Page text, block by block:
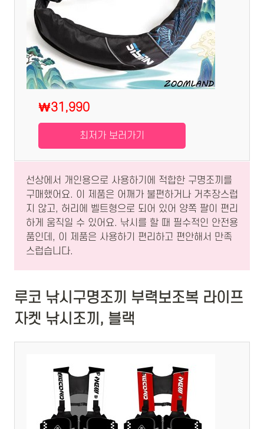
₩31,990
최저가 보러가기
선상에서 개인용으로 사용하기에 적합한 구명조끼를
구매했어요. 이 제품은 어깨가 불편하거나 거추장스럽
지 않고, 허리에 벨트형으로 되어 있어 양쪽 팔이 편리
하게 움직일 수 있어요. 낚시를 할 때 필수적인 안전용
품인데, 이 제품은 사용하기 편리하고 편안해서 만족
스럽습니다.
루코 낚시구명조끼 부력보조복 라이프
자켓 낚시조끼, 블랙